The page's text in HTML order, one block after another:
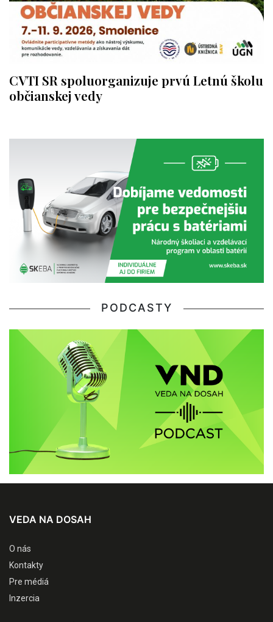
CVTI SR spoluorganizuje prvú Letnú školu
občianskej vedy
PODCASTY
VEDA NA DOSAH
O nás
Kontakty
Pre médiá
Inzercia